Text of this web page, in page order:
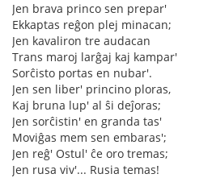
Jen brava princo sen prepar'
Ekkaptas reĝon plej minacan;
Jen kavaliron tre audacan
Trans maroj larĝaj kaj kampar'
Sorĉisto portas en nubar'.
Jen sen liber' princino ploras,
Kaj bruna lup' al ŝi deĵoras;
Jen sorĉistin' en granda tas'
Moviĝas mem sen embaras';
Jen reĝ' Ostul' ĉe oro tremas;
Jen rusa viv'... Rusia temas!